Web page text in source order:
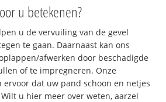
u betekenen?
u de vervuiling van de gevel
te gaan. Daarnaast kan ons
afwerken door beschadigde
of te impregneren. Onze
ervoor dat uw pand schoon en netjes
u hier meer over weten, aarzel